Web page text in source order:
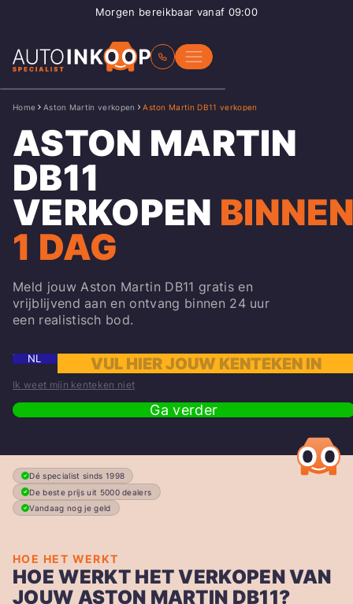
Morgen bereikbaar vanaf 09:00
Home Aston Martin verkopen Aston Martin DB11 verkopen
ASTON MARTIN
DB11
VERKOPEN
1 DAG
Meld jouw Aston Martin DB11 gratis en
vrijblijvend aan en ontvang binnen 24 uur
een realistisch bod.
NL
Ik weet mijn kenteken niet
Ga verder
Dé specialist sinds 1998
De beste prijs uit 5000 dealers
Vandaag nog je geld
HOE HET WERKT
HOE WERKT HET VERKOPEN VAN
JOUW ASTON MARTIN DB11?